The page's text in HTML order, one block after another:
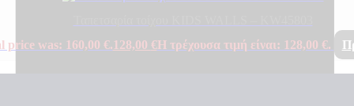
price was: 160,00 €.128,00 €Η τρέχουσα τιμή είναι: 128,00 €.